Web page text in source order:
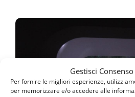
Gestisci
Per fornire le migliori esperienze,
per memorizzare e/o accedere alle
Doccia
Doccia